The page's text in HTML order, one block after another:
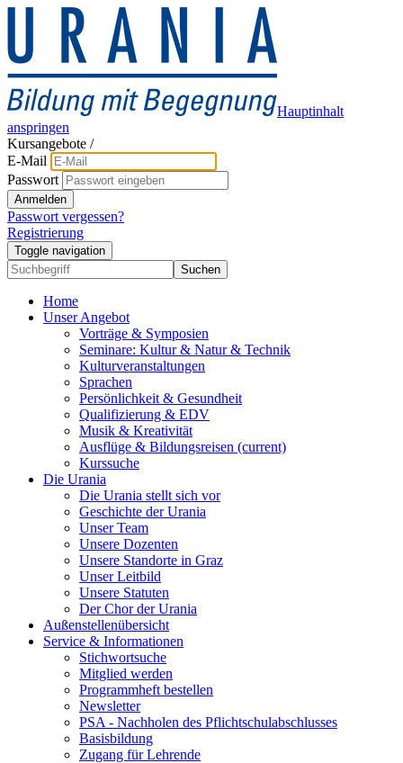
Hauptinhalt
anspringen
Kursangebote /
E-Mail
Passwort
Anmelden
Passwort vergessen?
Registrierung
Toggle navigation
Suchen
Home
Unser Angebot
Vorträge & Symposien
Seminare: Kultur & Natur & Technik
Kulturveranstaltungen
Sprachen
Persönlichkeit & Gesundheit
Qualifizierung & EDV
Musik & Kreativität
Ausflüge & Bildungsreisen (current)
Kurssuche
Die Urania
Die Urania stellt sich vor
Geschichte der Urania
Unser Team
Unsere Dozenten
Unsere Standorte in Graz
Unser Leitbild
Unsere Statuten
Der Chor der Urania
Außenstellenübersicht
Service & Informationen
Stichwortsuche
Mitglied werden
Programmheft bestellen
Newsletter
PSA - Nachholen des Pflichtschulabschlusses
Basisbildung
Zugang für Lehrende